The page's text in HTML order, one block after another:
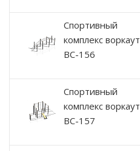
Спортивный
комплекс воркаут
ВС-156
Спортивный
комплекс воркаут
ВС-157